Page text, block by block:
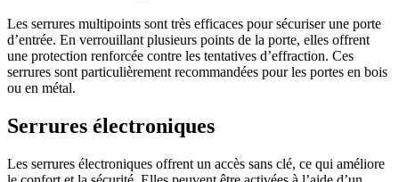
Les serrures multipoints sont très efficaces pour sécuriser une porte
d’entrée. En verrouillant plusieurs points de la porte, elles offrent
une protection renforcée contre les tentatives d’effraction. Ces
serrures sont particulièrement recommandées pour les portes en bois
ou en métal.
Serrures électroniques
Les serrures électroniques offrent un accès sans clé, ce qui améliore